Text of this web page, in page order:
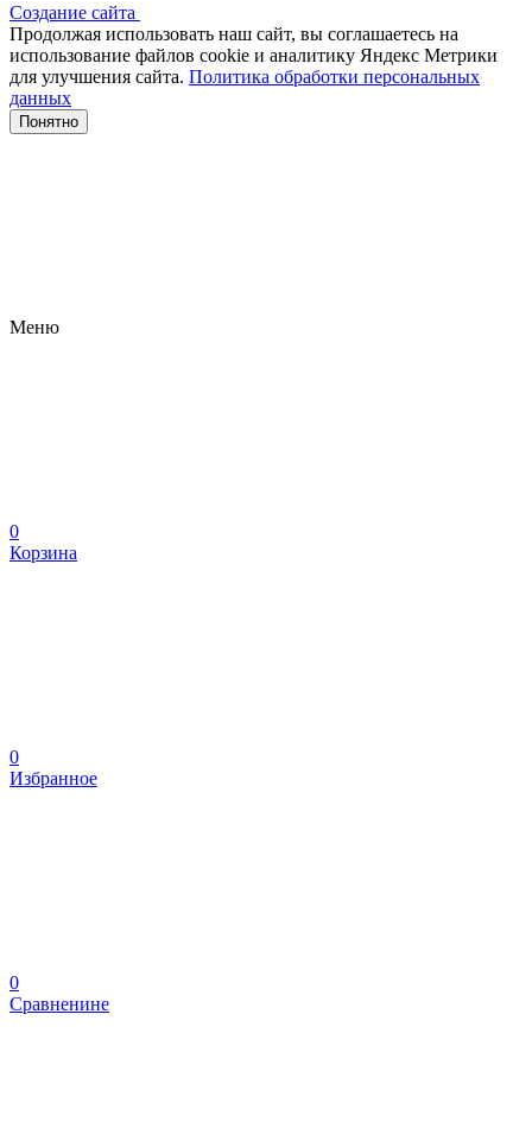
Создание сайта
Продолжая использовать наш сайт, вы соглашаетесь на
использование файлов сооkіе и аналитику Яндекс Метрики
для улучшения сайта. Политика обработки персональных
данных
Понятно
Меню
0
Корзина
0
Избранное
0
Сравненине